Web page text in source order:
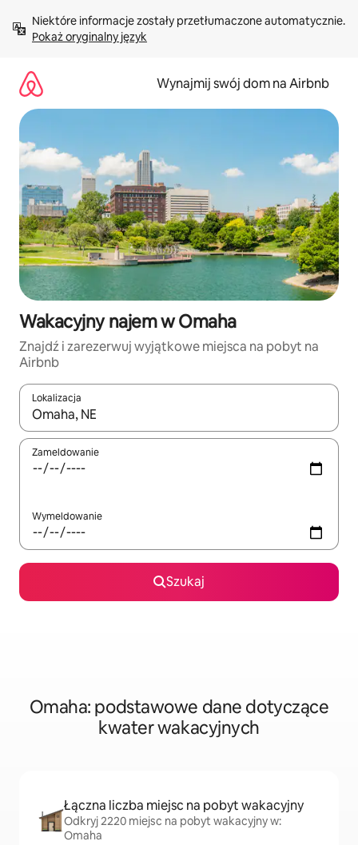
treści Pokaż oryginalny język
Wynajmij swój dom na Airbnb
Wakacyjny najem w Omaha
Znajdź i zarezerwuj wyjątkowe miejsca na pobyt na
Airbnb
Lokalizacja
Gdy wyniki będą dostępne, możesz poruszać się po nich za
Zameldowanie
Wymeldowanie
Szukaj
Omaha: podstawowe dane dotyczące
kwater wakacyjnych
Łączna liczba miejsc na pobyt wakacyjny
Odkryj 2220 miejsc na pobyt wakacyjny w:
Omaha